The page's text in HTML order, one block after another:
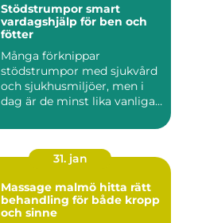
Stödstrumpor smart
vardagshjälp för ben och
fötter
Många förknippar
stödstrumpor med sjukvård
och sjukhusmiljöer, men i
dag är de minst lika vanliga
31. jan
Massage malmö hitta rätt
behandling för både kropp
och sinne